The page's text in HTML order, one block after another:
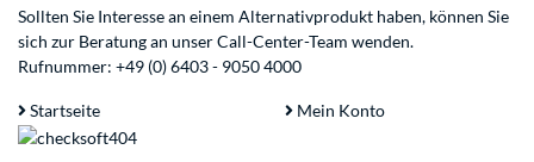
Sollten Sie Interesse an einem Alternativprodukt haben, können Sie
sich zur Beratung an unser Call-Center-Team wenden.
Rufnummer: +49 (0) 6403 - 9050 4000
Startseite Mein Konto